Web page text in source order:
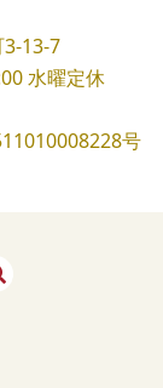
13-7
水曜定休
号